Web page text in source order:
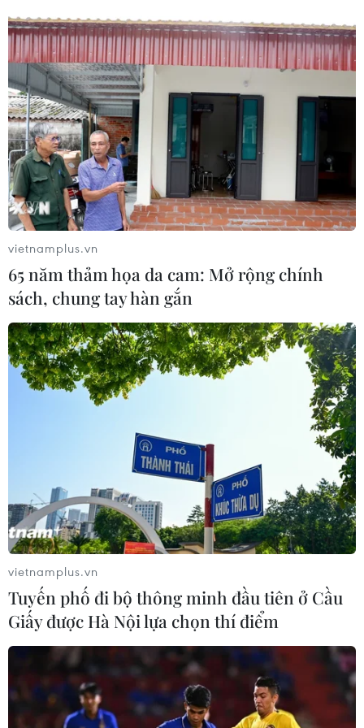
vietnamplus.vn
65 năm thảm họa da cam: Mở rộng chính
sách, chung tay hàn gắn
vietnamplus.vn
Tuyến phố đi bộ thông minh đầu tiên ở Cầu
Giấy được Hà Nội lựa chọn thí điểm